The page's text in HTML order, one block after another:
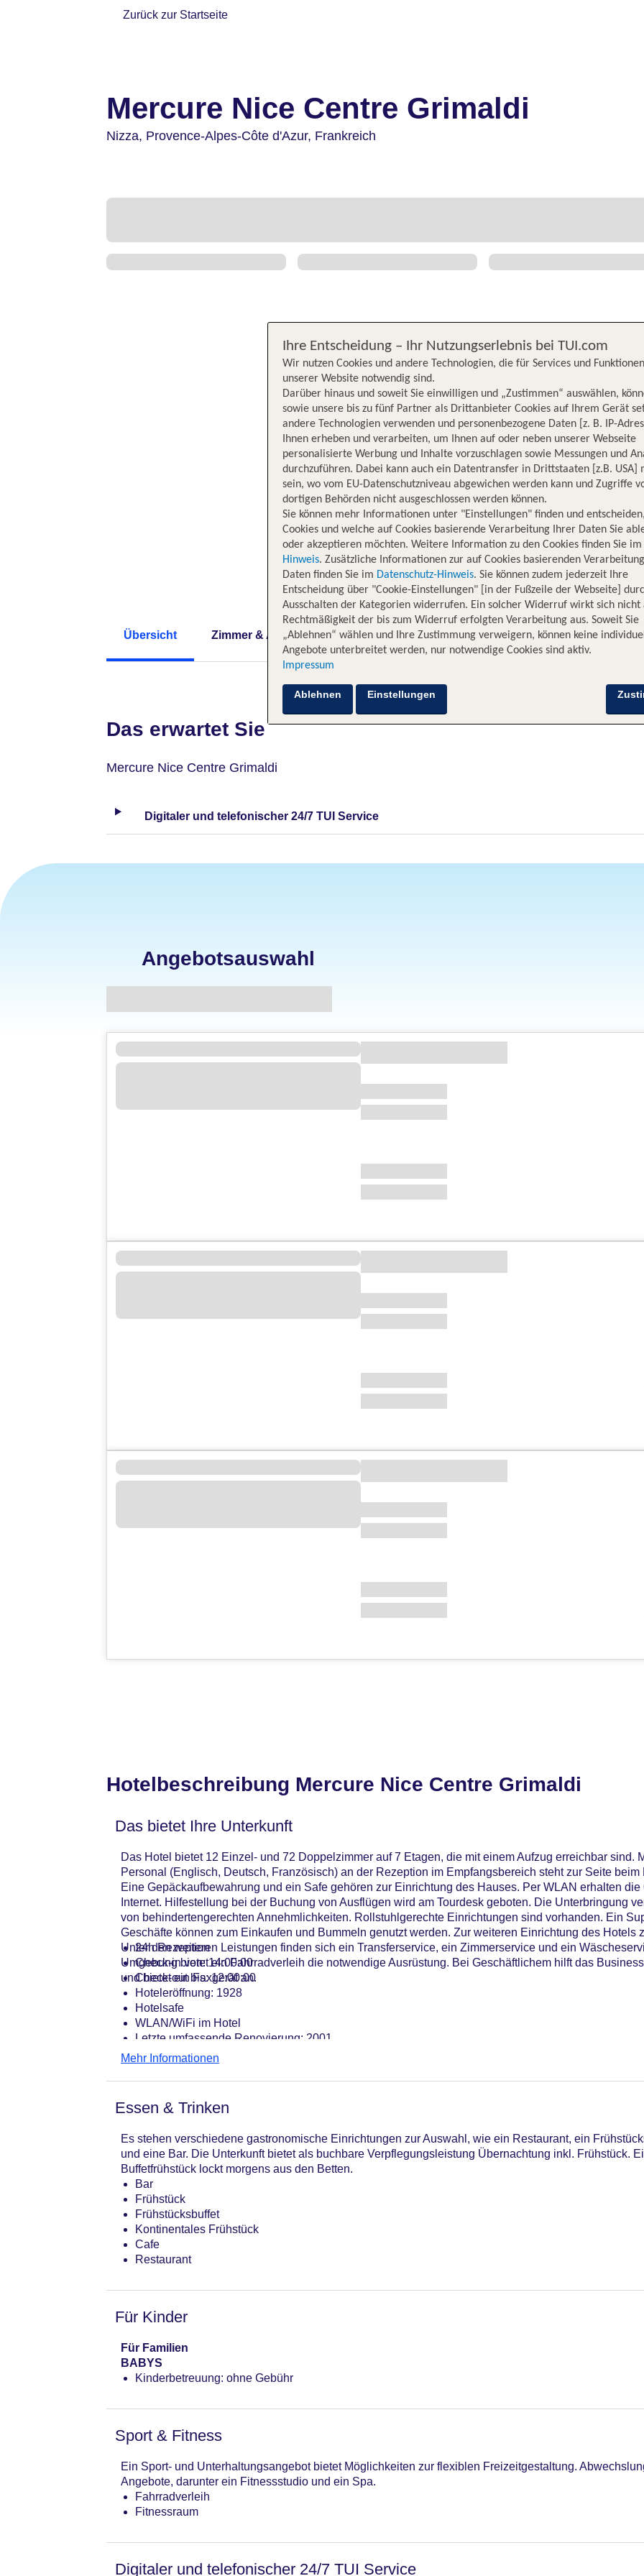
Zurück zur Startseite
Mercure Nice Centre Grimaldi
Nizza, Provence-Alpes-Côte d'Azur, Frankreich
Übersicht Zimmer & Angebote Hotelinformationen Lage Bewertungen
Das erwartet Sie
Mercure Nice Centre Grimaldi
Digitaler und telefonischer 24/7 TUI Service
Angebotsauswahl
Hotelbeschreibung Mercure Nice Centre Grimaldi
Das bietet Ihre Unterkunft
Das Hotel bietet 12 Einzel- und 72 Doppelzimmer auf 7 Etagen, die mit einem Aufzug erreichbar sind.
Personal (Englisch, Deutsch, Französisch) an der Rezeption im Empfangsbereich steht zur Seite beim
Eine Gepäckaufbewahrung und ein Safe gehören zur Einrichtung des Hauses. Per WLAN erhalten die
Internet. Hilfestellung bei der Buchung von Ausflügen wird am Tourdesk geboten. Die Unterbringung
von behindertengerechten Annehmlichkeiten. Rollstuhlgerechte Einrichtungen sind vorhanden. Ein
Geschäfte können zum Einkaufen und Bummeln genutzt werden. Zur weiteren Einrichtung des Hotels
Unter den weiteren Leistungen finden sich ein Transferservice, ein Zimmerservice und ein
Umgebung bietet ein Fahrradverleih die notwendige Ausrüstung. Bei Geschäftlichem hilft das
und bietet ein Faxgerät an.
24h Rezeption
Check-in von: 14:00:00
Check-out bis: 12:00:00
Hoteleröffnung: 1928
Hotelsafe
WLAN/WiFi im Hotel
Letzte umfassende Renovierung: 2001
Lift
Anzahl der Aufzüge: 1
Sonnenterrasse: ohne Gebühr
Gesamtanzahl der Zimmer: 84
Zahlungsarten: American Express, Diners Club, Mastercard, Visa
Landeskategorie: 4 Sterne
Mehr Informationen
Essen & Trinken
Es stehen verschiedene gastronomische Einrichtungen zur Auswahl, wie ein Restaurant, ein
und eine Bar. Die Unterkunft bietet als buchbare Verpflegungsleistung Übernachtung inkl. Frühstück.
Buffetfrühstück lockt morgens aus den Betten.
Bar
Frühstück
Frühstücksbuffet
Kontinentales Frühstück
Cafe
Restaurant
Für Kinder
Für Familien
BABYS
Kinderbetreuung: ohne Gebühr
Sport & Fitness
Ein Sport- und Unterhaltungsangebot bietet Möglichkeiten zur flexiblen Freizeitgestaltung.
Angebote, darunter ein Fitnessstudio und ein Spa.
Fahrradverleih
Fitnessraum
Digitaler und telefonischer 24/7 TUI Service
Ihre Entscheidung – Ihr Nutzungserlebnis bei TUI.com
Wir nutzen Cookies und andere Technologien, die für Services und
unserer Website notwendig sind.
Darüber hinaus und soweit Sie einwilligen und „Zustimmen“ auswählen,
sowie unsere bis zu fünf Partner als Drittanbieter Cookies auf Ihrem Gerät
andere Technologien verwenden und personenbezogene Daten [z. B. IP-
Ihnen erheben und verarbeiten, um Ihnen auf oder neben unserer Webseite
personalisierte Werbung und Inhalte vorzuschlagen sowie Messungen und
durchzuführen. Dabei kann auch ein Datentransfer in Drittstaaten [z.B. USA]
sein, wo vom EU-Datenschutzniveau abgewichen werden kann und Zugriffe
dortigen Behörden nicht ausgeschlossen werden können.
Sie können mehr Informationen unter "Einstellungen" finden und
Cookies und welche auf Cookies basierende Verarbeitung Ihrer Daten Sie
oder akzeptieren möchten. Weitere Information zu den Cookies finden Sie im
Hinweis. Zusätzliche Informationen zur auf Cookies basierenden
Daten finden Sie im Datenschutz-Hinweis. Sie können zudem jederzeit Ihre
Entscheidung über "Cookie-Einstellungen" [in der Fußzeile der Webseite]
Ausschalten der Kategorien widerrufen. Ein solcher Widerruf wirkt sich nicht
Rechtmäßigkeit der bis zum Widerruf erfolgten Verarbeitung aus. Soweit Sie
„Ablehnen“ wählen und Ihre Zustimmung verweigern, können keine
Angebote unterbreitet werden, nur notwendige Cookies sind aktiv.
Impressum
Ablehnen Einstellungen